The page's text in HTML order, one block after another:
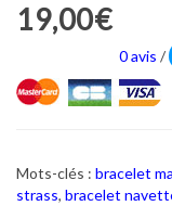
19,00€
0 avis /
Mots-clés : bracelet
strass, bracelet